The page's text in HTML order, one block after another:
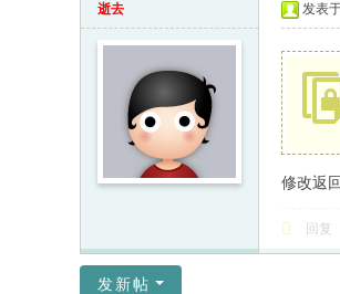
逝去 发表
修改返
回复
发新帖